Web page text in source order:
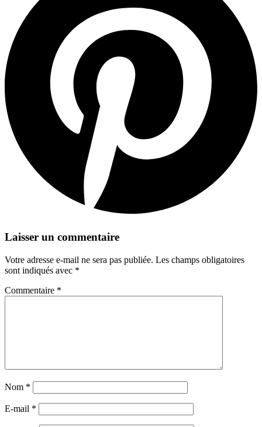
Laisser un commentaire
Votre adresse e-mail ne sera pas publiée. Les champs obligatoires
sont indiqués avec *
Commentaire *
Nom *
E-mail *